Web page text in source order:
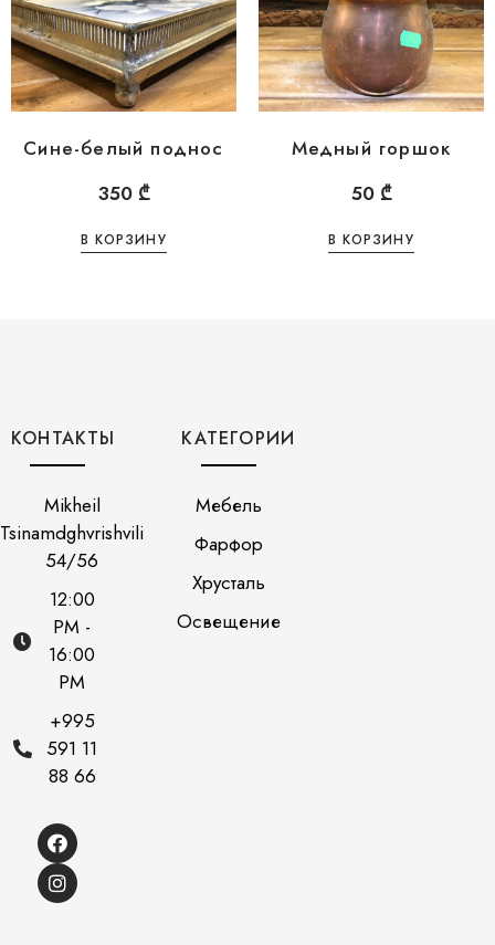
Сине-белый поднос
350 ₾
В КОРЗИНУ
Медный горшок
50 ₾
В КОРЗИНУ
КОНТАКТЫ
Mikheil
Tsinamdghvrishvili
54/56
12:00
PM -
16:00
PM
+995
591 11
88 66
КАТЕГОРИИ
Мебель
Фарфор
Хрусталь
Освещение